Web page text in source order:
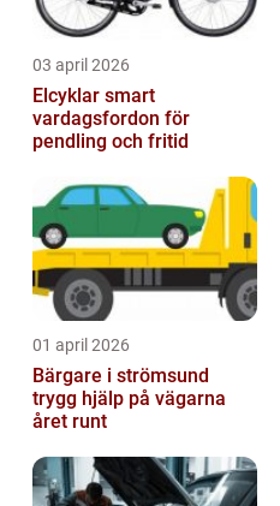
03 april 2026
Elcyklar smart
vardagsfordon för
pendling och fritid
01 april 2026
Bärgare i strömsund
trygg hjälp på vägarna
året runt